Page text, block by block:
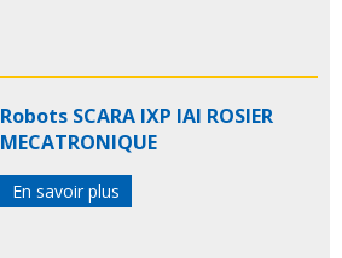
Robots SCARA IXP IAI ROSIER
MECATRONIQUE
En savoir plus